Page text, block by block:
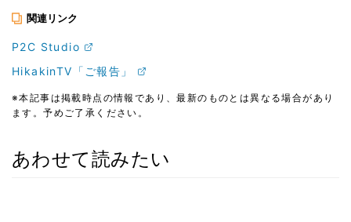
関連リンク
P2C Studio
HikakinTV「ご報告」
※本記事は掲載時点の情報であり、最新のものとは異なる場合があり
ます。予めご了承ください。
あわせて読みたい